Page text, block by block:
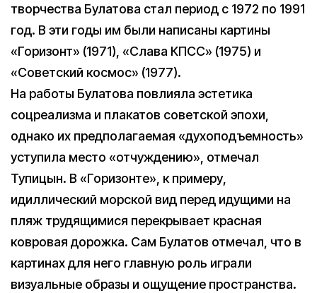
творчества Булатова стал период с 1972 по 1991
год. В эти годы им были написаны картины
«Горизонт» (1971), «Слава КПСС» (1975) и
«Советский космос» (1977).
На работы Булатова повлияла эстетика
соцреализма и плакатов советской эпохи,
однако их предполагаемая «духоподъемность»
уступила место «отчуждению», отмечал
Тупицын. В «Горизонте», к примеру,
идиллический морской вид перед идущими на
пляж трудящимися перекрывает красная
ковровая дорожка. Сам Булатов отмечал, что в
картинах для него главную роль играли
визуальные образы и ощущение пространства.